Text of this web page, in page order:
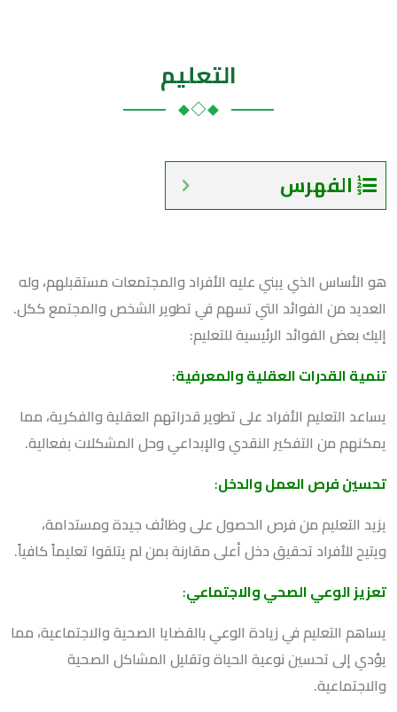
التعليم
الفهرس
هو الأساس الذي يبني عليه الأفراد والمجتمعات مستقبلهم، وله
العديد من الفوائد التي تسهم في تطوير الشخص والمجتمع ككل.
إليك بعض الفوائد الرئيسية للتعليم:
تنمية القدرات العقلية والمعرفية:
يساعد التعليم الأفراد على تطوير قدراتهم العقلية والفكرية، مما
يمكنهم من التفكير النقدي والإبداعي وحل المشكلات بفعالية.
تحسين فرص العمل والدخل:
يزيد التعليم من فرص الحصول على وظائف جيدة ومستدامة،
ويتيح للأفراد تحقيق دخل أعلى مقارنة بمن لم يتلقوا تعليماً كافياً.
تعزيز الوعي الصحي والاجتماعي:
يساهم التعليم في زيادة الوعي بالقضايا الصحية والاجتماعية، مما
يؤدي إلى تحسين نوعية الحياة وتقليل المشاكل الصحية
والاجتماعية.